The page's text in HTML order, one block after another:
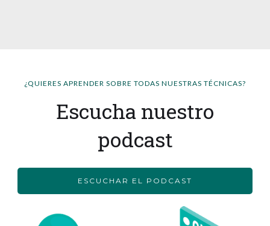
¿QUIERES APRENDER SOBRE TODAS NUESTRAS TÉCNICAS?
Escucha nuestro
podcast
ESCUCHAR EL PODCAST